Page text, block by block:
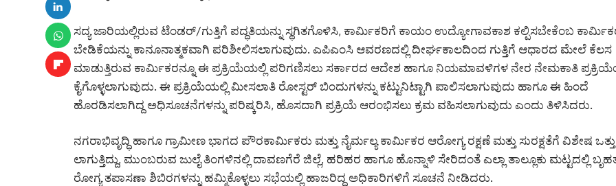
ಸದ್ಯ ಜಾರಿಯಲ್ಲಿರುವ ಟೆಂಡರ್/ಗುತ್ತಿಗೆ ಪದ್ಧತಿಯನ್ನು ಸ್ಥಗಿತಗೊಳಿಸಿ, ಕಾರ್ಮಿಕರಿಗೆ ಕಾಯಂ ಉದ್ಯೋಗಾವಕಾಶ ಕಲ್ಪಿಸಬೇಕೆಂಬ
ಬೇಡಿಕೆಯನ್ನು ಕಾನೂನಾತ್ಮಕವಾಗಿ ಪರಿಶೀಲಿಸಲಾಗುವುದು. ಎಪಿಎಂಸಿ ಆವರಣದಲ್ಲಿ ದೀರ್ಘಕಾಲದಿಂದ ಗುತ್ತಿಗೆ ಆಧಾರದ ಮೇಲೆ ಕೆಲಸ
ಮಾಡುತ್ತಿರುವ ಕಾರ್ಮಿಕರನ್ನೂ ಈ ಪ್ರಕ್ರಿಯೆಯಲ್ಲಿ ಪರಿಗಣಿಸಲು ಸರ್ಕಾರದ ಆದೇಶ ಹಾಗೂ ನಿಯಮಾವಳಿಗಳ ನೇರ ನೇಮಕಾತಿ
ಕೈಗೊಳ್ಳಲಾಗುವುದು. ಈ ಪ್ರಕ್ರಿಯೆಯಲ್ಲಿ ಮೀಸಲಾತಿ ರೋಸ್ಟರ್ ಬಿಂದುಗಳನ್ನು ಕಟ್ಟುನಿಟ್ಟಾಗಿ ಪಾಲಿಸಲಾಗುವುದು ಹಾಗೂ ಈ ಹಿಂದೆ
ಹೊರಡಿಸಲಾಗಿದ್ದ ಅಧಿಸೂಚನೆಗಳನ್ನು ಪರಿಷ್ಕರಿಸಿ, ಹೊಸದಾಗಿ ಪ್ರಕ್ರಿಯೆ ಆರಂಭಿಸಲು ಕ್ರಮ ವಹಿಸಲಾಗುವುದು ಎಂದು ತಿಳಿಸಿದರು.
ನಗರಾಭಿವೃದ್ಧಿ ಹಾಗೂ ಗ್ರಾಮೀಣ ಭಾಗದ ಪೌರಕಾರ್ಮಿಕರು ಮತ್ತು ನೈರ್ಮಲ್ಯ ಕಾರ್ಮಿಕರ ಆರೋಗ್ಯ ರಕ್ಷಣೆ ಮತ್ತು ಸುರಕ್ಷತೆಗೆ ವಿಶೇಷ
ಲಾಗುತ್ತಿದ್ದು, ಮುಂಬರುವ ಜುಲೈ ತಿಂಗಳಿನಲ್ಲಿ ದಾವಣಗೆರೆ ಜಿಲ್ಲೆ, ಹರಿಹರ ಹಾಗೂ ಹೊನ್ನಾಳಿ ಸೇರಿದಂತೆ ಎಲ್ಲಾ ತಾಲ್ಲೂಕು ಮಟ್ಟದಲ್ಲಿ
ರೋಗ್ಯ ತಪಾಸಣಾ ಶಿಬಿರಗಳನ್ನು ಹಮ್ಮಿಕೊಳ್ಳಲು ಸಭೆಯಲ್ಲಿ ಹಾಜರಿದ್ದ ಅಧಿಕಾರಿಗಳಿಗೆ ಸೂಚನೆ ನೀಡಿದರು.